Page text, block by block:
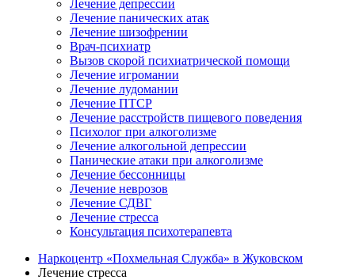
Лечение депрессии
Лечение панических атак
Лечение шизофрении
Врач-психиатр
Вызов скорой психиатрической помощи
Лечение игромании
Лечение лудомании
Лечение ПТСР
Лечение расстройств пищевого поведения
Психолог при алкоголизме
Лечение алкогольной депрессии
Панические атаки при алкоголизме
Лечение бессонницы
Лечение неврозов
Лечение СДВГ
Лечение стресса
Консультация психотерапевта
Наркоцентр «Похмельная Служба» в Жуковском
Лечение стресса